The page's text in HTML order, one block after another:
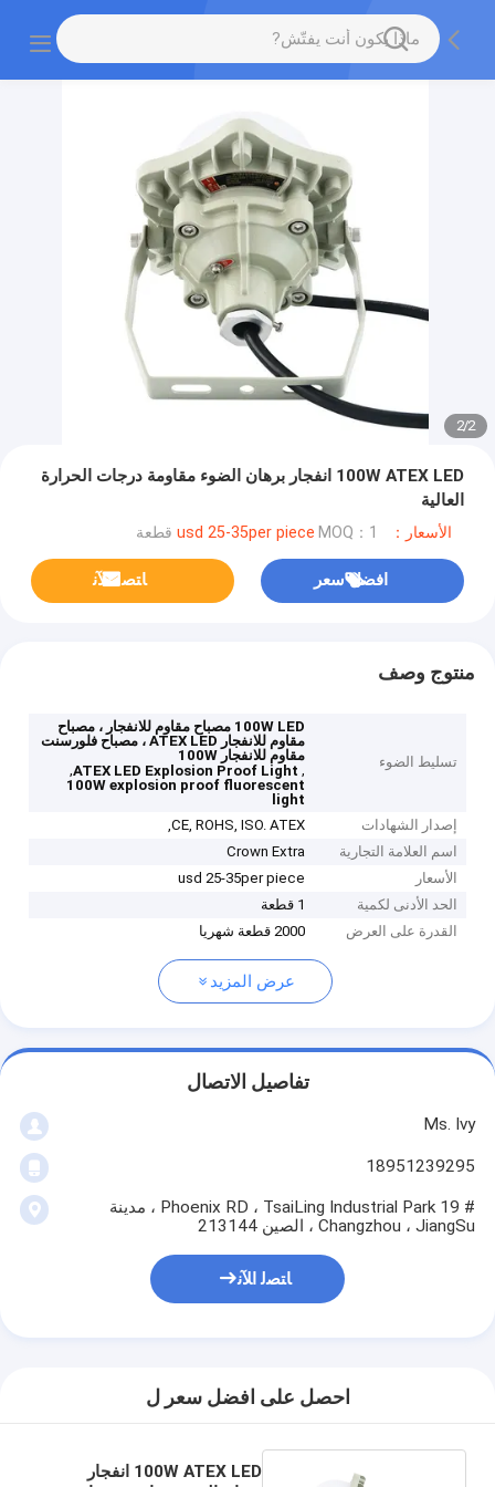
2
/
2
100W ATEX LED انفجار برهان الضوء مقاومة درجات الحرارة
العالية
الأسعار：usd 25-35per piece MOQ：1 قطعة
افضل سعر ﺎﺘﺼﻟ ﺍﻶﻧ
منتوج وصف
تسليط الضوء
100W LED مصباح مقاوم للانفجار ، مصباح
مقاوم للانفجار ATEX LED ، مصباح فلورسنت
مقاوم للانفجار 100W
,
ATEX LED Explosion Proof Light
,
100W explosion proof fluorescent
light
إصدار الشهادات
CE, ROHS, ISO. ATEX,
اسم العلامة التجارية
Crown Extra
الأسعار
usd 25-35per piece
الحد الأدنى لكمية
1 قطعة
القدرة على العرض
2000 قطعة شهريا
عرض المزيد
تفاصيل الاتصال
Ms. Ivy
18951239295
# 19 Phoenix RD ، TsaiLing Industrial Park ، مدينة
Changzhou ، JiangSu ، الصين 213144
ﺎﺘﺼﻟ ﺍﻶﻧ
احصل على افضل سعر ل
100W ATEX LED انفجار